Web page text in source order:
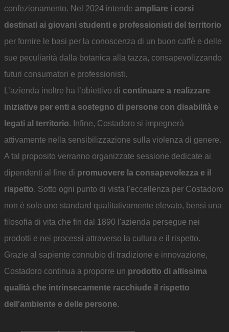
confezionamento. Nel 2024 intende ampliare i corsi
destinati ai giovani studenti e professionisti del territorio
per fornire le basi per la conoscenza di un buon caffè e delle
sue peculiarità dalla botanica alla tazza, consapevolizzando
futuri consumatori e professionisti.
L’azienda inoltre ha l’obiettivo di continuare a realizzare
iniziative per enti a sostegno di persone con disabilità e
legati al territorio. Infine, Costadoro si impegnerà
attivamente nella sensibilizzazione sulla violenza di genere.
A tal proposito verranno organizzate sessione dedicate ai
dipendenti al fine di promuovere la consapevolezza e il
rispetto. Sotto ogni punto di vista l'eccellenza per Costadoro
non è solo uno standard qualitativamente elevato, bensì una
filosofia di vita che fin dal 1890 l'azienda persegue nei
prodotti e nei processi attraverso la cultura e il rispetto.
Grazie al sapiente connubio di tradizione e innovazione,
Costadoro continua a proporre un prodotto di altissima
qualità che intrinsecamente racchiude il rispetto
dell'ambiente e delle persone.